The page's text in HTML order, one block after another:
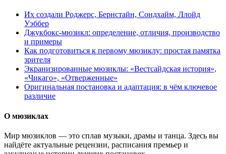
Их создали Роджерс, Бернстайн, Сондхайм, Ллойд
Уэббер
Джукбокс‑мюзикл: определение, отличия, производство
и примеры
Как подготовиться к первому мюзиклу: простая памятка
зрителя
Экранизированные мюзиклы: «Вестсайдская история»,
«Чикаго», «Отверженные»
Оригинальная постановка и адаптация: в чём ключевое
различие
О мюзиклах
Мир мюзиклов — это сплав музыки, драмы и танца. Здесь вы
найдёте актуальные рецензии, расписания премьер и